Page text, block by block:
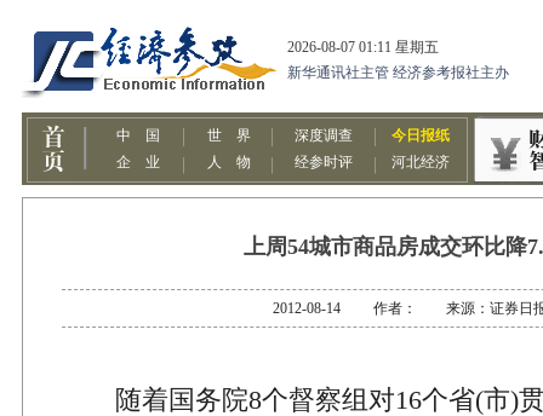
上周54城市商品房成交环比降
2012-08-14 作者： 来源：证券日
随着国务院8个督察组对16个省(市)